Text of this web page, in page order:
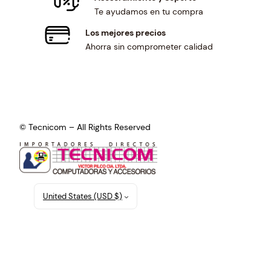
Te ayudamos en tu compra
Los mejores precios
Ahorra sin comprometer calidad
© Tecnicom – All Rights Reserved
United States (USD $)